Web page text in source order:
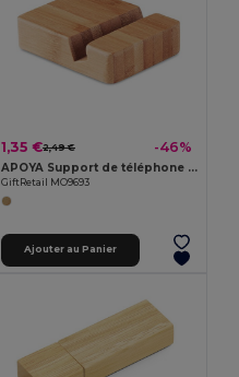
1,35 €2,49 € -46%
APOYA Support de téléphone en bambou
GiftRetail MO9693
Ajouter au Panier